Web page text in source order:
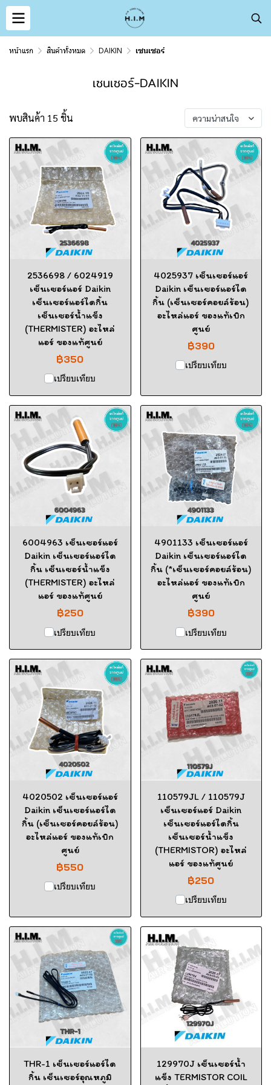
หน้าแรก สินค้าทั้งหมด DAIKIN เซนเซอร์
เซนเซอร์-DAIKIN
พบสินค้า 15 ชิ้น ความน่าสนใจ
2536698 / 6024919
เซ็นเซอร์แอร์ Daikin
เซ็นเซอร์แอร์ไดกิ้น
เซ็นเซอร์น้ำแข็ง
(THERMISTER) อะไหล่
แอร์ ของแท้ศูนย์
฿350
เปรียบเทียบ
4025937 เซ็นเซอร์แอร์
Daikin เซ็นเซอร์แอร์ได
กิ้น (เซ็นเซอร์คอยล์ร้อน)
อะไหล่แอร์ ของแท้เบิก
ศูนย์
฿390
เปรียบเทียบ
6004963 เซ็นเซอร์แอร์
Daikin เซ็นเซอร์แอร์ได
กิ้น เซ็นเซอร์น้ำแข็ง
(THERMISTER) อะไหล่
แอร์ ของแท้ศูนย์
฿250
เปรียบเทียบ
4901133 เซ็นเซอร์แอร์
Daikin เซ็นเซอร์แอร์ได
กิ้น (*เซ็นเซอร์คอยล์ร้อน)
อะไหล่แอร์ ของแท้เบิก
ศูนย์
฿390
เปรียบเทียบ
4020502 เซ็นเซอร์แอร์
Daikin เซ็นเซอร์แอร์ได
กิ้น (เซ็นเซอร์คอยล์ร้อน)
อะไหล่แอร์ ของแท้เบิก
ศูนย์
฿550
เปรียบเทียบ
110579JL / 110579J
เซ็นเซอร์แอร์ Daikin
เซ็นเซอร์แอร์ไดกิ้น
เซ็นเซอร์น้ำแข็ง
(THERMISTOR) อะไหล่
แอร์ ของแท้ศูนย์
฿250
เปรียบเทียบ
THR-1 เซ็นเซอร์แอร์ได
กิ้น เซ็นเซอร์อุณหภูมิ
129970J เซ็นเซอร์น้ำ
แข็ง TERMISTOR COIL